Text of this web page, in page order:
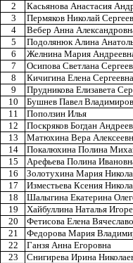
2
Касьянова Анастасия
3
Пермяков Николай
4
Вебер Анна
5
Подолянюк Алина
6
Желнина Мария
7
Осипова Светлана
8
Кичигина Елена Сергеевна
9
Прудникова Елизавета
10
Бушнев Павел
11
Поползин Илья
12
Поскряков Богдан
13
Матюхина Вера
14
Покалюхина Полина
15
Арефьева Полина
16
Золотухина Мария
17
Изместьева Ксения
18
Шалыгина Екатерина
19
Хайбуллина Наталья
20
Фетисова Елена
21
Федорова Мария
22
Ганзя Анна Егоровна
23
Снигирева Ирина